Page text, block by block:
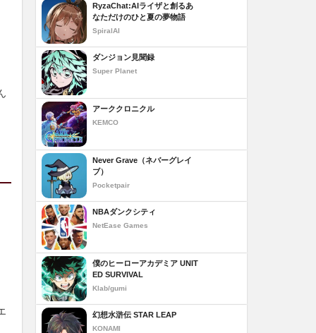
RyzaChat:AIライザと創るあ
なただけのひと夏の夢物語
SpiralAI
ダンジョン見聞録
Super Planet
アーククロニクル
KEMCO
Never Grave（ネバーグレイ
ブ）
Pocketpair
NBAダンクシティ
NetEase Games
僕のヒーローアカデミア UNIT
ED SURVIVAL
Klab/gumi
幻想水滸伝 STAR LEAP
KONAMI